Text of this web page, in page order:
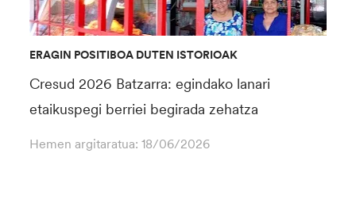
ERAGIN POSITIBOA DUTEN ISTORIOAK
Cresud 2026 Batzarra: egindako lanari
etaikuspegi berriei begirada zehatza
Hemen argitaratua:18/06/2026